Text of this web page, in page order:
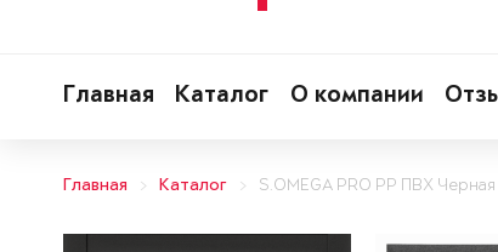
Главная Каталог О компании
Главная Каталог S.OMEGA PRO PP ПВХ